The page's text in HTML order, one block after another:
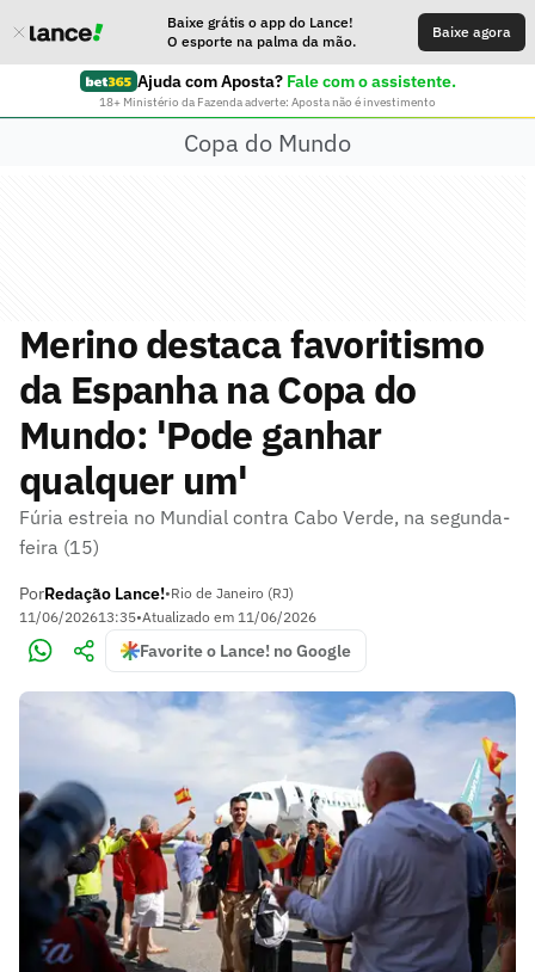
Baixe grátis o app do Lance!
O esporte na palma da mão.
Baixe agora
Ajuda com Aposta? Fale com o assistente.
18+ Ministério da Fazenda adverte: Aposta não é investimento
Copa do Mundo
Merino destaca favoritismo
da Espanha na Copa do
Mundo: 'Pode ganhar
qualquer um'
Fúria estreia no Mundial contra Cabo Verde, na segunda-
feira (15)
PorRedação Lance!•Rio de Janeiro (RJ)
11/06/202613:35•Atualizado em 11/06/2026
Favorite o Lance! no Google